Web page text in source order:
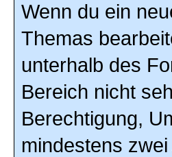
Wenn du ein
Themas
unterhalb des
Bereich nicht
Berechtigung,
mindestens